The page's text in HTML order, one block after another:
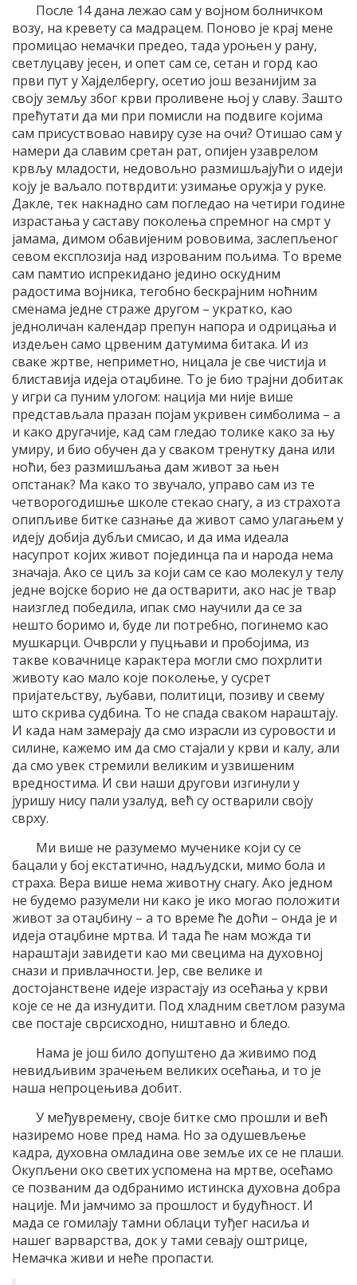
После 14 дана лежао сам у војном болничком
возу, на кревету са мадрацем. Поново је крај мене
промицао немачки предео, тада уроњен у рану,
светлуцаву јесен, и опет сам се, сетан и горд као
први пут у Хајделбергу, осетио још везанијим за
своју земљу због крви проливене њој у славу. Зашто
прећутати да ми при помисли на подвиге којима
сам присуствовао навиру сузе на очи? Отишао сам у
намери да славим сретан рат, опијен узаврелом
крвљу младости, недовољно размишљајући о идеји
коју је ваљало потврдити: узимање оружја у руке.
Дакле, тек накнадно сам погледао на четири године
израстања у саставу поколења спремног на смрт у
јамама, димом обавијеним рововима, заслепљеног
севом експлозија над изрованим пољима. То време
сам памтио испрекидано једино оскудним
радостима војника, тегобно бескрајним ноћним
сменама једне страже другом – укратко, као
једноличан календар препун напора и одрицања и
издељен само црвеним датумима битака. И из
сваке жртве, неприметно, ницала је све чистија и
блиставија идеја отаџбине. То је био трајни добитак
у игри са пуним улогом: нација ми није више
представљала празан појам укривен симболима – а
и како другачије, кад сам гледао толике како за њу
умиру, и био обучен да у сваком тренутку дана или
ноћи, без размишљања дам живот за њен
опстанак? Ма како то звучало, управо сам из те
четворогодишње школе стекао снагу, а из страхота
опипљиве битке сазнање да живот само улагањем у
идеју добија дубљи смисао, и да има идеала
насупрот којих живот појединца па и народа нема
значаја. Ако се циљ за који сам се као молекул у телу
једне војске борио не да остварити, ако нас је твар
наизглед победила, ипак смо научили да се за
нешто боримо и, буде ли потребно, погинемо као
мушкарци. Очврсли у пуцњави и пробојима, из
такве ковачнице карактера могли смо похрлити
животу као мало које поколење, у сусрет
пријатељству, љубави, политици, позиву и свему
што скрива судбина. То не спада сваком нараштају.
И када нам замерају да смо израсли из суровости и
силине, кажемо им да смо стајали у крви и калу, али
да смо увек стремили великим и узвишеним
вредностима. И сви наши другови изгинули у
јуришу нису пали узалуд, већ су остварили своју
сврху.
Ми више не разумемо мученике који су се
бацали у бој екстатично, надљудски, мимо бола и
страха. Вера више нема животну снагу. Ако једном
не будемо разумели ни како је ико могао положити
живот за отаџбину – а то време ће доћи – онда је и
идеја отаџбине мртва. И тада ће нам можда ти
нараштаји завидети као ми свецима на духовној
снази и привлачности. Јер, све велике и
достојанствене идеје израстају из осећања у крви
које се не да изнудити. Под хладним светлом разума
све постаје сврсисходно, ништавно и бледо.
Нама је још било допуштено да живимо под
невидљивим зрачењем великих осећања, и то је
наша непроцењива добит.
У међувремену, своје битке смо прошли и већ
назиремо нове пред нама. Но за одушевљење
кадра, духовна омладина ове земље их се не плаши.
Окупљени око светих успомена на мртве, осећамо
се позваним да одбранимо истинска духовна добра
нације. Ми јамчимо за прошлост и будућност. И
мада се гомилају тамни облаци туђег насиља и
нашег варварства, док у тами севају оштрице,
Немачка живи и неће пропасти.